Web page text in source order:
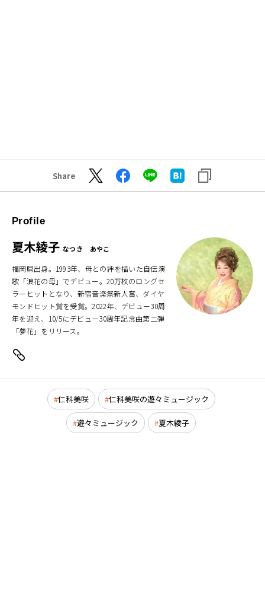
Share
Profile
夏木綾子 なつき あやこ
福岡県出身。1993年、母との絆を描いた自伝演
歌「浪花の母」でデビュー。20万枚のロングセ
ラーヒットとなり、新宿音楽祭新人賞、ダイヤ
モンドヒット賞を受賞。2022年、デビュー30周
年を迎え、10/5にデビュー30周年記念曲第二弾
「夢花」をリリース。
仁科美咲 仁科美咲の遊々ミュージック
遊々ミュージック 夏木綾子